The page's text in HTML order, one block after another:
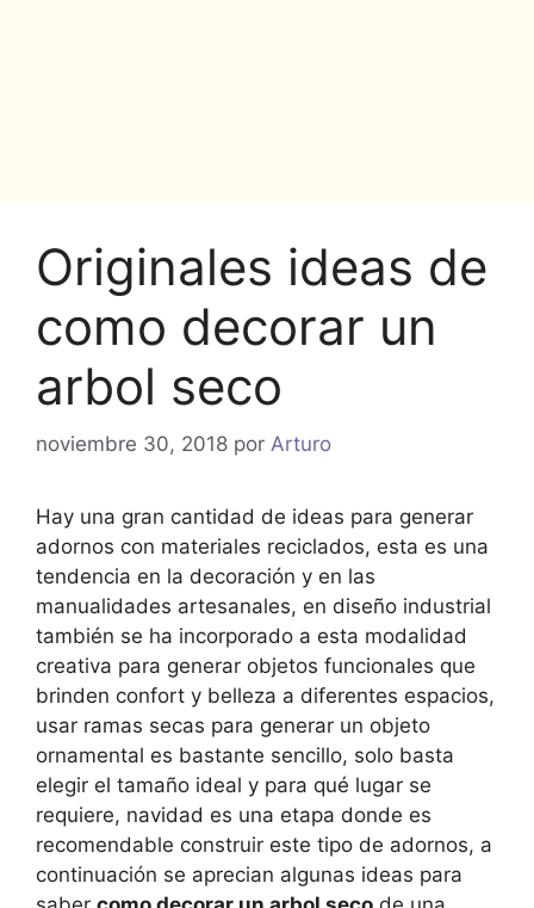
Originales ideas de
como decorar un
arbol seco
noviembre 30, 2018 por Arturo
Hay una gran cantidad de ideas para generar
adornos con materiales reciclados, esta es una
tendencia en la decoración y en las
manualidades artesanales, en diseño industrial
también se ha incorporado a esta modalidad
creativa para generar objetos funcionales que
brinden confort y belleza a diferentes espacios,
usar ramas secas para generar un objeto
ornamental es bastante sencillo, solo basta
elegir el tamaño ideal y para qué lugar se
requiere, navidad es una etapa donde es
recomendable construir este tipo de adornos, a
continuación se aprecian algunas ideas para